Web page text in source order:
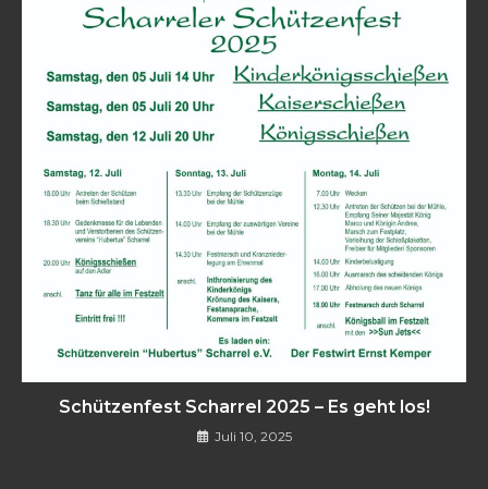
Schützenfest Scharrel 2025 – Es geht los!
Juli 10, 2025